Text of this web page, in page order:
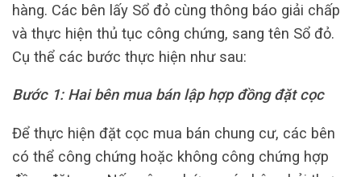
hàng. Các bên lấy Sổ đỏ cùng thông báo giải chấp
và thực hiện thủ tục công chứng, sang tên Sổ đỏ.
Cụ thể các bước thực hiện như sau:
Bước 1: Hai bên mua bán lập hợp đồng đặt cọc
Để thực hiện đặt cọc mua bán chung cư, các bên
có thể công chứng hoặc không công chứng hợp